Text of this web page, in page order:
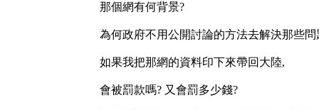
那個網有何背景?
為何政府不用公開討論的方法去解決那些問
如果我把那網的資料印下來帶回大陸,
會被罰款嗎? 又會罰多少錢?